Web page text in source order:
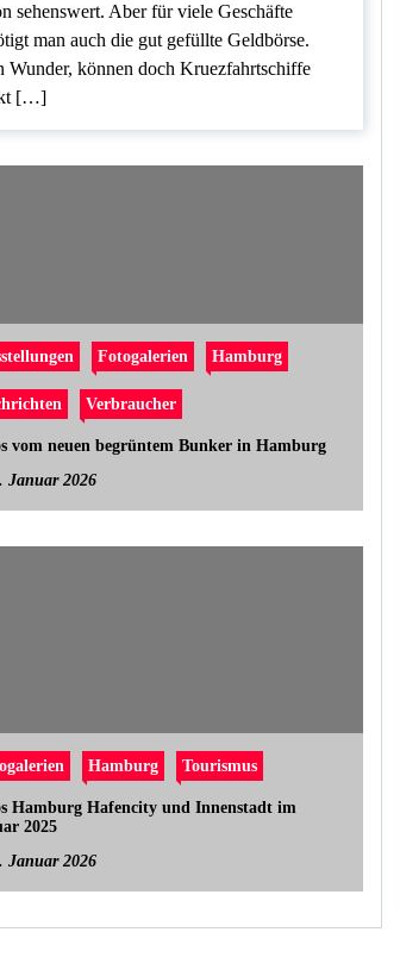
sehenswert. Aber für viele Geschäfte
man auch die gut gefüllte Geldbörse.
Wunder, können doch Kruezfahrtschiffe
[…]
Fotogalerien Hamburg
Verbraucher
vom neuen begrüntem Bunker in Hamburg
Januar 2026
Hamburg Tourismus
Hamburg Hafencity und Innenstadt im
2025
Januar 2026